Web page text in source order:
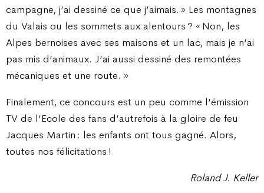
campagne, j’ai dessiné ce que j’aimais. » Les montagnes
du Valais ou les sommets aux alentours ? « Non, les
Alpes bernoises avec ses maisons et un lac, mais je n’ai
pas mis d’animaux. J’ai aussi dessiné des remontées
mécaniques et une route. »
Finalement, ce concours est un peu comme l’émission
TV de l’Ecole des fans d’autrefois à la gloire de feu
Jacques Martin : les enfants ont tous gagné. Alors,
toutes nos félicitations !
Roland J. Keller